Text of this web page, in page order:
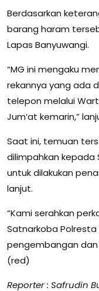
Berdasarkan
barang haram
Lapas Banyuwangi.
“MG ini mengaku
rekannya yang ada
telepon melalui
Jum’at kemarin,”
Saat ini, temuan
dilimpahkan kepada
untuk dilakukan
lanjut.
“Kami serahkan
Satnarkoba Polresta
pengembangan dan
(red)
Reporter : Safrudin